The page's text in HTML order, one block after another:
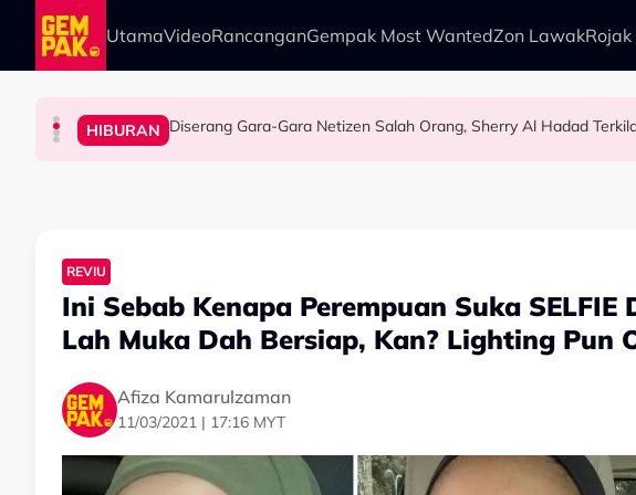
Skip to main content
UtamaVideoRancanganGempak Most WantedZon Lawak
HIBURAN Afiq Sky Hadiahkan Buah Tangan Buat Syafinaz Selamat,
HIBURAN Diserang Gara-Gara Netizen Salah Orang, Sherry Al Hadad
HIBURAN Imran Aqil Kongsi Detik Sukar Isteri Ketika Berpantang - “Waktu
HIBURAN Khairul Aming Raih Jualan Lebih RM2 Juta Dalam Kurang Dua
REVIU
Ini Sebab Kenapa Perempuan Suka SELFIE
Lah Muka Dah Bersiap, Kan? Lighting Pun
Afiza Kamarulzaman
11/03/2021 | 17:16 MYT